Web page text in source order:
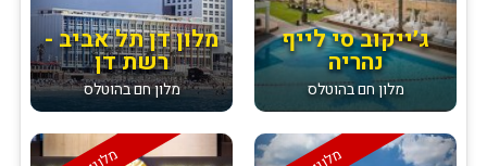
מלון דן תל אביב -
רשת דן
מלון חם בהוטלס
ג׳ייקוב סי לייף
נהריה
מלון חם בהוטלס